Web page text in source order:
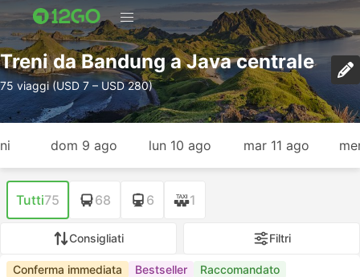
Treni da Bandung a Java centrale
75 viaggi (USD 7 – USD 280)
dom 9 ago lun 10 ago mar 11 ago
Tutti75 68 6 1
Consigliati Filtri
Conferma immediata Bestseller Raccomandato